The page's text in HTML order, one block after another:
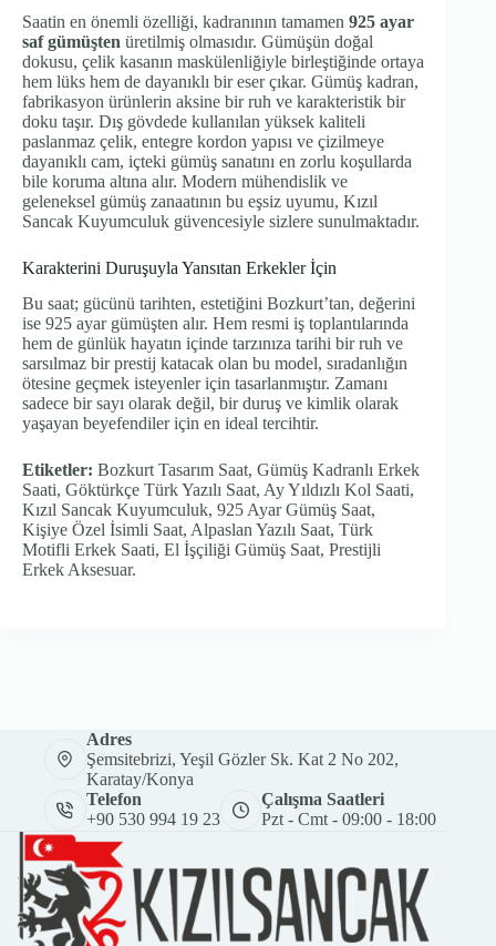
Saatin en önemli özelliği, kadranının tamamen 925 ayar
saf gümüşten üretilmiş olmasıdır. Gümüşün doğal
dokusu, çelik kasanın maskülenliğiyle birleştiğinde ortaya
hem lüks hem de dayanıklı bir eser çıkar. Gümüş kadran,
fabrikasyon ürünlerin aksine bir ruh ve karakteristik bir
doku taşır. Dış gövdede kullanılan yüksek kaliteli
paslanmaz çelik, entegre kordon yapısı ve çizilmeye
dayanıklı cam, içteki gümüş sanatını en zorlu koşullarda
bile koruma altına alır. Modern mühendislik ve
geleneksel gümüş zanaatının bu eşsiz uyumu, Kızıl
Sancak Kuyumculuk güvencesiyle sizlere sunulmaktadır.
Karakterini Duruşuyla Yansıtan Erkekler İçin
Bu saat; gücünü tarihten, estetiğini Bozkurt’tan, değerini
ise 925 ayar gümüşten alır. Hem resmi iş toplantılarında
hem de günlük hayatın içinde tarzınıza tarihi bir ruh ve
sarsılmaz bir prestij katacak olan bu model, sıradanlığın
ötesine geçmek isteyenler için tasarlanmıştır. Zamanı
sadece bir sayı olarak değil, bir duruş ve kimlik olarak
yaşayan beyefendiler için en ideal tercihtir.
Etiketler: Bozkurt Tasarım Saat, Gümüş Kadranlı Erkek
Saati, Göktürkçe Türk Yazılı Saat, Ay Yıldızlı Kol Saati,
Kızıl Sancak Kuyumculuk, 925 Ayar Gümüş Saat,
Kişiye Özel İsimli Saat, Alpaslan Yazılı Saat, Türk
Motifli Erkek Saati, El İşçiliği Gümüş Saat, Prestijli
Erkek Aksesuar.
Adres
Şemsitebrizi, Yeşil Gözler Sk. Kat 2 No 202,
Karatay/Konya
Telefon
+90 530 994 19 23
Çalışma Saatleri
Pzt - Cmt - 09:00 - 18:00